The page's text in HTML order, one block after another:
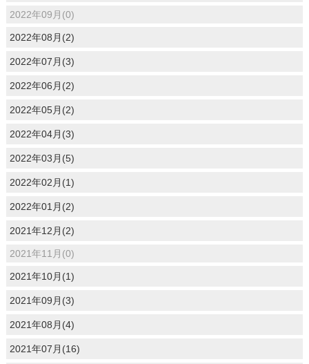
2022年09月(0)
2022年08月(2)
2022年07月(3)
2022年06月(2)
2022年05月(2)
2022年04月(3)
2022年03月(5)
2022年02月(1)
2022年01月(2)
2021年12月(2)
2021年11月(0)
2021年10月(1)
2021年09月(3)
2021年08月(4)
2021年07月(16)